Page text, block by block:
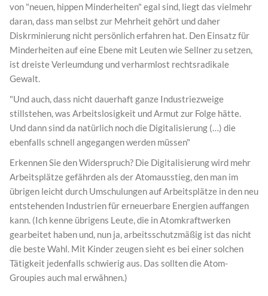
von "neuen, hippen Minderheiten" egal sind, liegt das vielmehr
daran, dass man selbst zur Mehrheit gehört und daher
Diskrminierung nicht persönlich erfahren hat. Den Einsatz für
Minderheiten auf eine Ebene mit Leuten wie Sellner zu setzen,
ist dreiste Verleumdung und verharmlost rechtsradikale
Gewalt.
"Und auch, dass nicht dauerhaft ganze Industriezweige
stillstehen, was Arbeitslosigkeit und Armut zur Folge hätte.
Und dann sind da natürlich noch die Digitalisierung (…) die
ebenfalls schnell angegangen werden müssen"
Erkennen Sie den Widerspruch? Die Digitalisierung wird mehr
Arbeitsplätze gefährden als der Atomausstieg, den man im
übrigen leicht durch Umschulungen auf Arbeitsplätze in den neu
entstehenden Industrien für erneuerbare Energien auffangen
kann. (Ich kenne übrigens Leute, die in Atomkraftwerken
gearbeitet haben und, nun ja, arbeitsschutzmäßig ist das nicht
die beste Wahl. Mit Kinder zeugen sieht es bei einer solchen
Tätigkeit jedenfalls schwierig aus. Das sollten die Atom-
Groupies auch mal erwähnen.)